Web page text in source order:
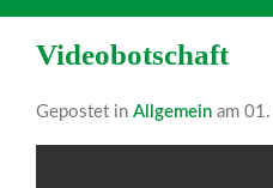
Videobotschaft
Gepostet in Allgemein am